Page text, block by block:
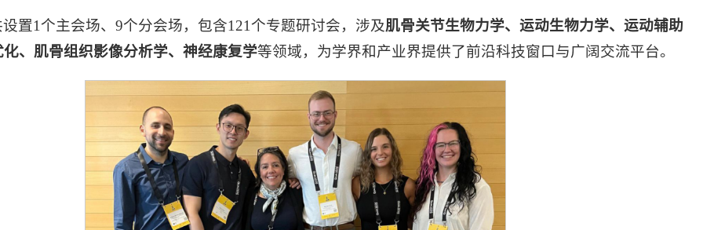
置1个主会场、9个分会场，包含121个专题研讨会，涉及肌骨关节生物力学、运动生物力学、运动辅助
、肌骨组织影像分析学、神经康复学等领域，为学界和产业界提供了前沿科技窗口与广阔交流平台。